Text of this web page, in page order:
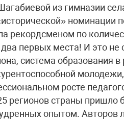
из гимназии
номинации
рекордсменом по
первых места! И это
система образования
росте
регионов страны пришло
опытом. Авторов